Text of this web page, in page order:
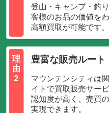
登山・キャンプ・釣
客様のお品の価値を
高額買取が可能です。
理
由
2
豊富な販売ルート
マウンテンシティは
イトで買取販売サー
認知度が高く、売買
実現できます。